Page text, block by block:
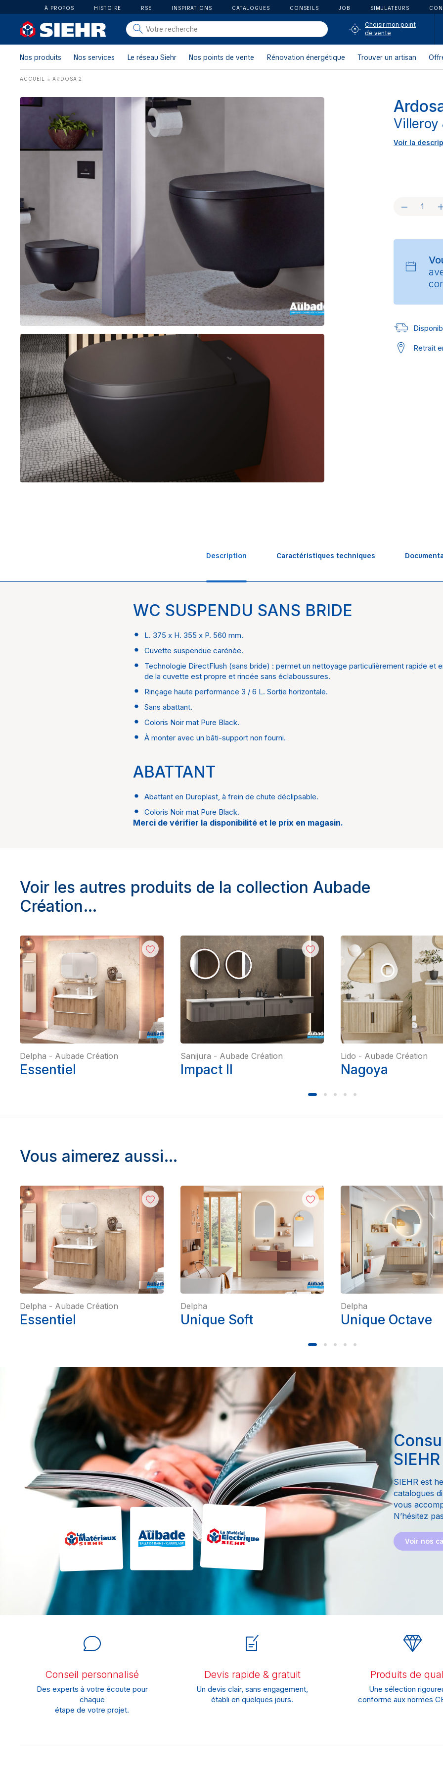
À PROPOS HISTOIRE RSE INSPIRATIONS CATALOGUES CONSEILS JOB SIMULATEURS
carrelage
outillage
matériaux
aménagement
Choisir mon point
de vente
Nos produits Nos services Le réseau Siehr Nos points de vente Rénovation énergétique Trouver un artisan
ACCUEIL »ARDOSA 2
Villeroy
Voir la
Retrait
Description Caractéristiques techniques
WC SUSPENDU SANS BRIDE
L. 375 x H. 355 x P. 560 mm.
Cuvette suspendue carénée.
Technologie DirectFlush (sans bride) : permet un nettoyage particulièrement rapide et
de la cuvette est propre et rincée sans éclaboussures.
Rinçage haute performance 3 / 6 L. Sortie horizontale.
Sans abattant.
Coloris Noir mat Pure Black.
À monter avec un bâti-support non fourni.
ABATTANT
Abattant en Duroplast, à frein de chute déclipsable.
Coloris Noir mat Pure Black.
Merci de vérifier la disponibilité et le prix en magasin.
Univers
Marque
Collection
Dimensions
Technologie
Garantie
1651589348,8638-cuvette-ardosa-vb
Voir les autres produits de la collection Aubade
Création…
Delpha - Aubade Création
Essentiel
Sanijura - Aubade Création
Impact II
Lido - Aubade Création
Nagoya
Vous aimerez aussi…
Delpha - Aubade Création
Essentiel
Delpha
Unique Soft
Delpha
Unique Octave
SIEHR
SIEHR est
catalogues
vous
N’hésitez
Voir nos
Conseil personnalisé
Des experts à votre écoute pour
chaque
étape de votre projet.
Devis rapide & gratuit
Un devis clair, sans engagement,
établi en quelques jours.
Produits de
Une sélection
conforme aux normes